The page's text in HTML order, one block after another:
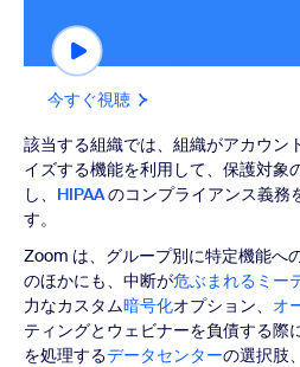
今すぐ視聴
該当する組織では、組織がアカウン
イズする機能を利用して、保護対象
し、 HIPAAのコンプライアンス義務
す。
Zoom は、グループ別に特定機能へ
のほかにも、中断が危ぶまれるミー
力なカスタム暗号化オプション、 オ
ティングとウェビナーを負債する際
を処理するデータセンターの選択肢、